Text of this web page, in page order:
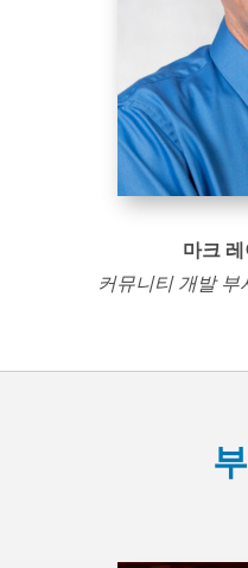
마크
커뮤니티 개발 부